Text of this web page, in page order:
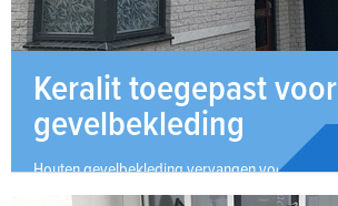
Keralit toegepast voor
gevelbekleding
Houten gevelbekleding vervangen voor Keralit